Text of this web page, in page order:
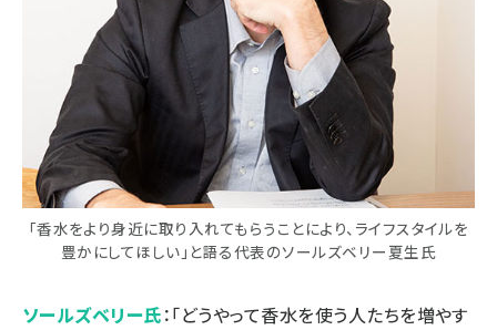
「香水をより身近に取り入れてもらうことにより、ライフスタイルを
豊かにしてほしい」と語る代表のソールズベリー夏生氏
ソールズベリー氏：「どうやって香水を使う人たちを増やす